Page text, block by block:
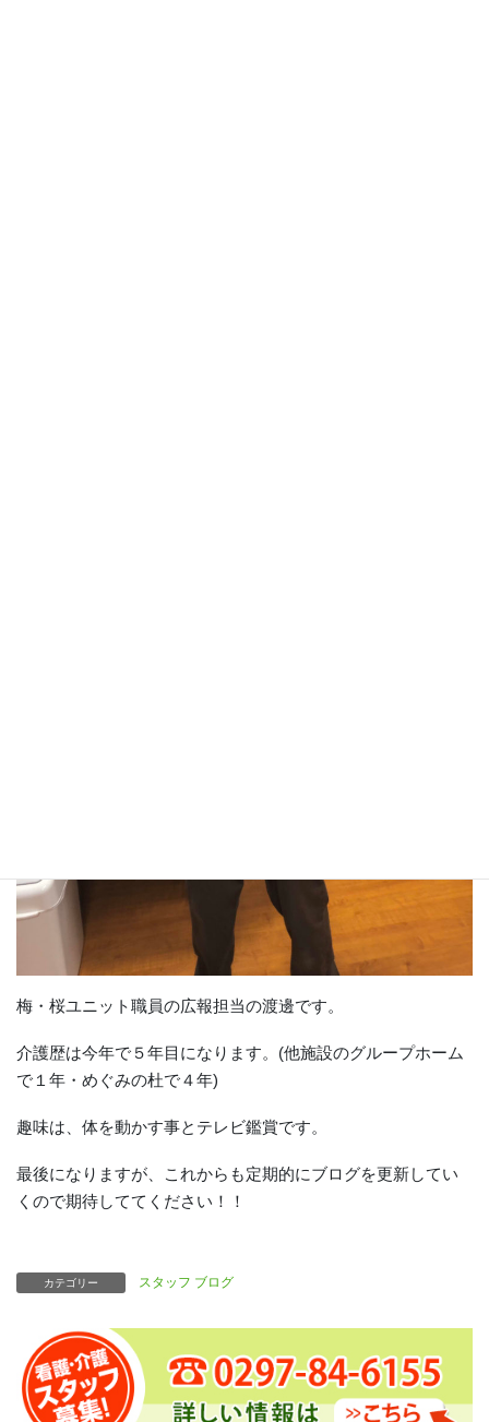
梅・桜ユニット職員の広報担当の渡邊です。
介護歴は今年で５年目になります。(他施設のグループホーム
で１年・めぐみの杜で４年)
趣味は、体を動かす事とテレビ鑑賞です。
最後になりますが、これからも定期的にブログを更新してい
くので期待しててください！！
カテゴリー スタッフ ブログ